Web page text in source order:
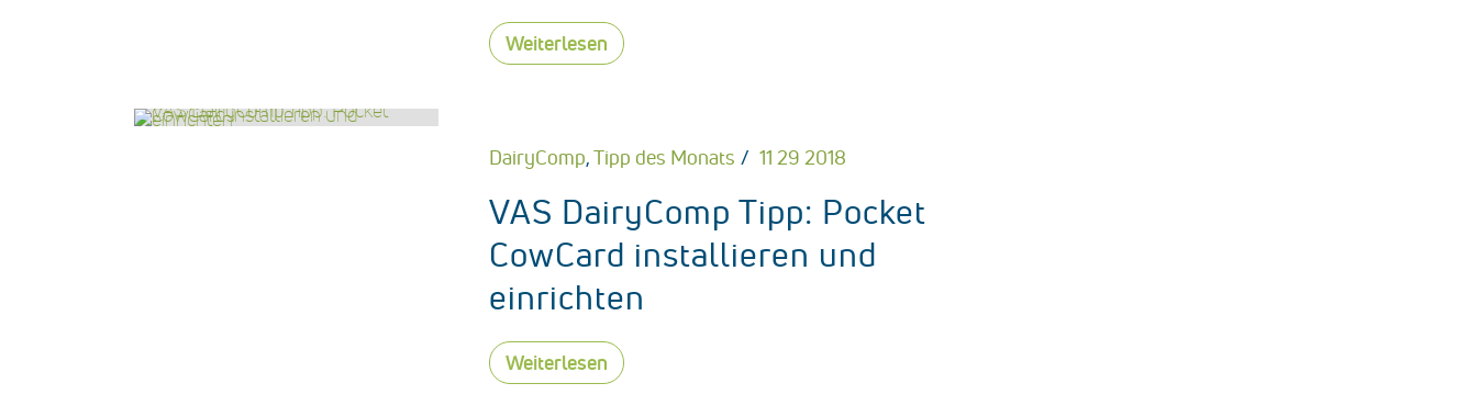
Weiterlesen
DairyComp,Tipp des Monats 11 29 2018
VAS DairyComp Tipp: Pocket
CowCard installieren und
einrichten
Weiterlesen